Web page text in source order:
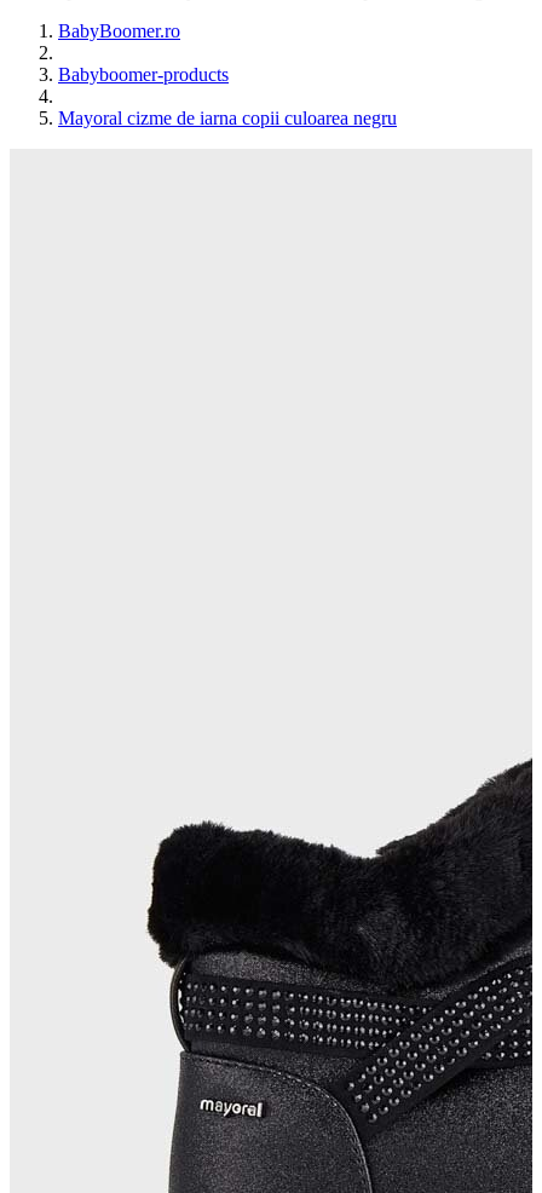
BabyBoomer.ro
Babyboomer-products
Mayoral cizme de iarna copii culoarea negru